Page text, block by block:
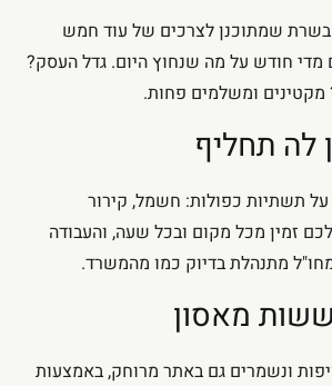
שמתוכנן לצרכים של עוד חמש
חודש על מה שנחוץ היום. גדל העסק?
ומשלמים פחות.
לה תחליף
על תשתיות כפולות: חשמל, קירור
זמין מכל מקום ובכל שעה, והעבודה
מתנהלת בדיוק כמו מהמשרד.
מאסון
ונשמרים גם באתר מרוחק, באמצעות